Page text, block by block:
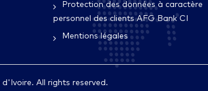
Protection des données à caractère
personnel des clients AFG Bank CI
Mentions légales
All rights reserved.